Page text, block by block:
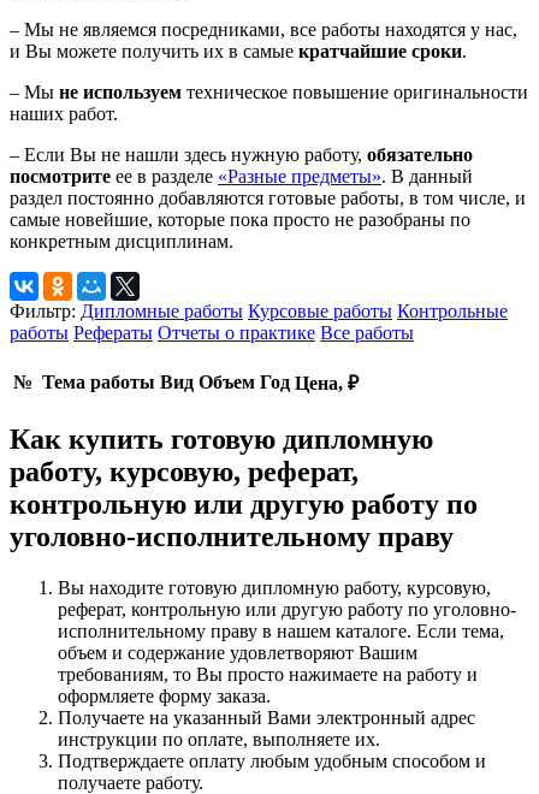
– Мы не являемся посредниками, все работы находятся у нас,
и Вы можете получить их в самые кратчайшие сроки.
– Мы не используем техническое повышение оригинальности
наших работ.
– Если Вы не нашли здесь нужную работу, обязательно
посмотрите ее в разделе «Разные предметы». В данный
раздел постоянно добавляются готовые работы, в том числе, и
самые новейшие, которые пока просто не разобраны по
конкретным дисциплинам.
Фильтр: Дипломные работы Курсовые работы Контрольные
работы Рефераты Отчеты о практике Все работы
№ Тема работы Вид Объем Год Цена, ₽
Как купить готовую дипломную
работу, курсовую, реферат,
контрольную или другую работу по
уголовно-исполнительному праву
Вы находите готовую дипломную работу, курсовую,
реферат, контрольную или другую работу по уголовно-
исполнительному праву в нашем каталоге. Если тема,
объем и содержание удовлетворяют Вашим
требованиям, то Вы просто нажимаете на работу и
оформляете форму заказа.
Получаете на указанный Вами электронный адрес
инструкции по оплате, выполняете их.
Подтверждаете оплату любым удобным способом и
получаете работу.